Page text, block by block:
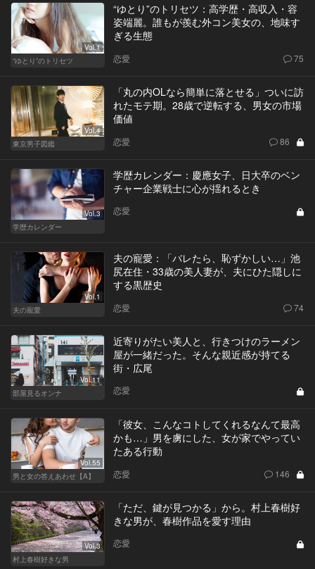
Vol.1
“ゆとり”のトリセツ
“ゆとり”のトリセツ：高学歴・高収入・容
姿端麗。誰もが羨む外コン美女の、地味す
ぎる生態
恋愛 75
Vol.4
東京男子図鑑
「丸の内OLなら簡単に落とせる」ついに訪
れたモテ期。28歳で逆転する、男女の市場
価値
恋愛 86
Vol.3
学歴カレンダー
学歴カレンダー：慶應女子、日大卒のベン
チャー企業戦士に心が揺れるとき
恋愛
Vol.1
夫の寵愛
夫の寵愛：「バレたら、恥ずかしい…」池
尻在住・33歳の美人妻が、夫にひた隠しに
する黒歴史
恋愛 74
Vol.11
部屋見るオンナ
近寄りがたい美人と、行きつけのラーメン
屋が一緒だった。そんな親近感が持てる
街・広尾
恋愛
Vol.55
男と女の答えあわせ【A】
「彼女、こんなコトしてくれるなんて最高
かも…」男を虜にした、女が家でやってい
たある行動
恋愛 146
Vol.3
村上春樹好きな男
「ただ、鍵が見つかる」から。村上春樹好
きな男が、春樹作品を愛す理由
恋愛